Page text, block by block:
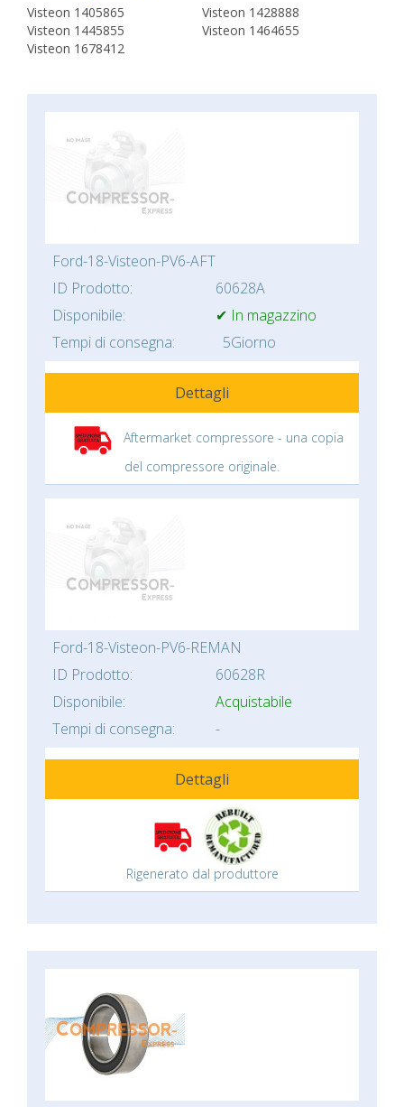
Visteon 1405865
Visteon 1428888
Visteon 1445855
Visteon 1464655
Visteon 1678412
Ford-18-Visteon-PV6-AFT
ID Prodotto:
60628A
Disponibile:
✔ In magazzino
Tempi di consegna:
5Giorno
Dettagli
Aftermarket compressore - una copia
del compressore originale.
Ford-18-Visteon-PV6-REMAN
ID Prodotto:
60628R
Disponibile:
Acquistabile
Tempi di consegna:
-
Dettagli
Rigenerato dal produttore